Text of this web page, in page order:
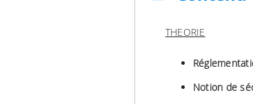
THEORIE
Notion de